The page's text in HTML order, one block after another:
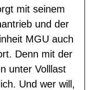
mit seinem
und der
MGU auch
Denn mit der
unter Volllast
Und wer will,